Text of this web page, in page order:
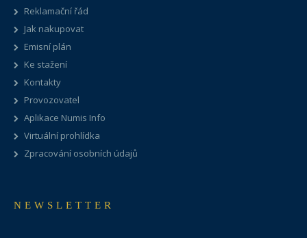
Reklamační řád
Jak nakupovat
Emisní plán
Ke stažení
Kontakty
Provozovatel
Aplikace Numis Info
Virtuální prohlídka
Zpracování osobních údajů
NEWSLETTER